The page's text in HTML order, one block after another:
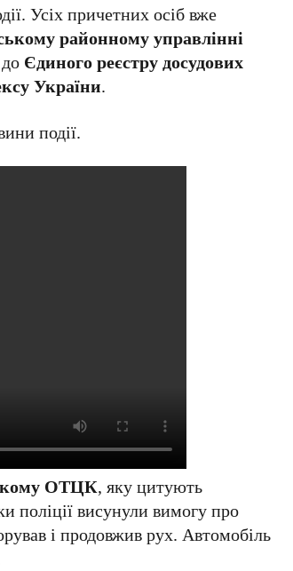
Усіх причетних осіб вже
районному управлінні
Єдиного реєстру досудових
України.
події.
ОТЦК, яку цитують
поліції висунули вимогу про
і продовжив рух. Автомобіль